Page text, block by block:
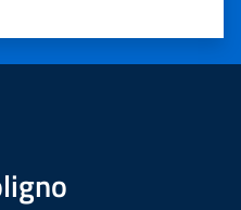
su 5
5